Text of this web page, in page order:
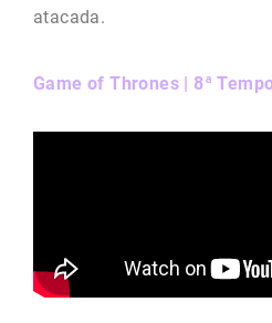
atacada.
Game of Thrones | 8ª